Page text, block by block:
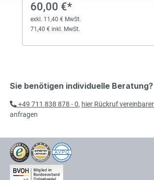
60,00 €*
exkl. 11,40 € MwSt.
71,40 € inkl. MwSt.
Sie benötigen individuelle Beratung?
+49 711 838 878 - 0, hier Rückruf
anfragen